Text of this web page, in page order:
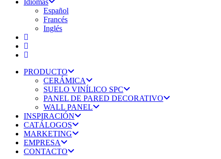
Idiomas
Español
Francés
Inglés
PRODUCTO
CERÁMICA
SUELO VINÍLICO SPC
PANEL DE PARED DECORATIVO
WALL PANEL
INSPIRACIÓN
CATÁLOGOS
MARKETING
EMPRESA
CONTACTO